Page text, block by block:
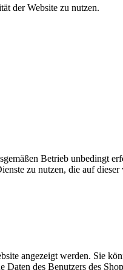
der Website zu nutzen.
Betrieb unbedingt
zu nutzen, die auf dieser
angezeigt werden. Sie
des Benutzers des